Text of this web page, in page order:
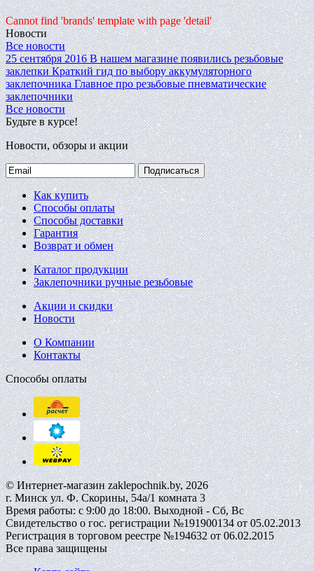
Cannot find 'brands' template with page 'detail'
Новости
Все новости
25 сентября 2016 В нашем магазине появились резьбовые
заклепки Краткий гид по выбору аккумуляторного
заклепочника Главное про резьбовые пневматические
заклепочники
Все новости
Будьте в курсе!
Новости, обзоры и акции
Подписаться
Как купить
Способы оплаты
Способы доставки
Гарантия
Возврат и обмен
Каталог продукции
Заклепочники ручные резьбовые
Акции и скидки
Новости
О Компании
Контакты
Способы оплаты
© Интернет-магазин zaklepochnik.by, 2026
г. Минск ул. Ф. Скорины, 54а/1 комната 3
Время работы: с 9:00 до 18:00. Выходной - Сб, Вс
Свидетельство о гос. регистрации №191900134 от 05.02.2013
Регистрация в торговом реестре №194632 от 06.02.2015
Все права защищены